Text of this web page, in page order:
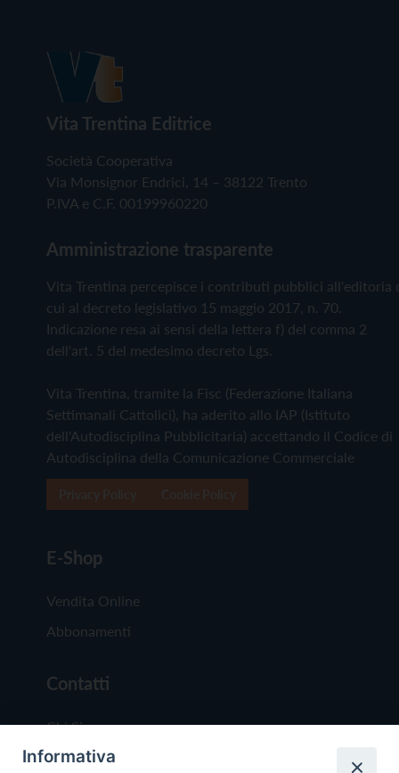
Vita Trentina Editrice
Società Cooperativa
Via Monsignor Endrici, 14 – 38122 Trento
P.IVA e C.F. 00199960220
Amministrazione trasparente
Vita Trentina percepisce i contributi pubblici all'editoria
cui al decreto legislativo 15 maggio 2017, n. 70.
Indicazione resa ai sensi della lettera f) del comma 2
dell'art. 5 del medesimo decreto Lgs.
Vita Trentina, tramite la Fisc (Federazione Italiana
Settimanali Cattolici), ha aderito allo IAP (Istituto
dell'Autodisciplina Pubblicitaria) accettando il Codice di
Autodisciplina della Comunicazione Commerciale
E-Shop
Vendita Online
Abbonamenti
Contatti
Chi Siamo
Redazione
Informativa